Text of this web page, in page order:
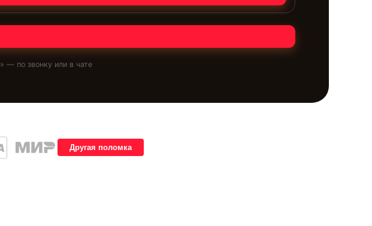
» — по звонку или в чате
Другая поломка